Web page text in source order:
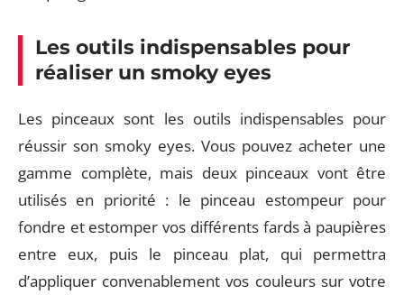
Les outils indispensables pour
réaliser un smoky eyes
Les pinceaux sont les outils indispensables pour
réussir son smoky eyes. Vous pouvez acheter une
gamme complète, mais deux pinceaux vont être
utilisés en priorité : le pinceau estompeur pour
fondre et estomper vos différents fards à paupières
entre eux, puis le pinceau plat, qui permettra
d’appliquer convenablement vos couleurs sur votre